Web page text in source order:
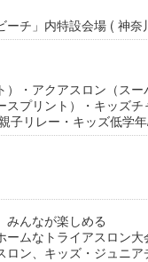
ーチ」内特設会場 ( 神奈
）・アクアスロン（ス
スプリント）・キッズ
子リレー・キッズ低学
みんなが楽しめる
ムなトライアスロン大
ン、キッズ・ジュニア